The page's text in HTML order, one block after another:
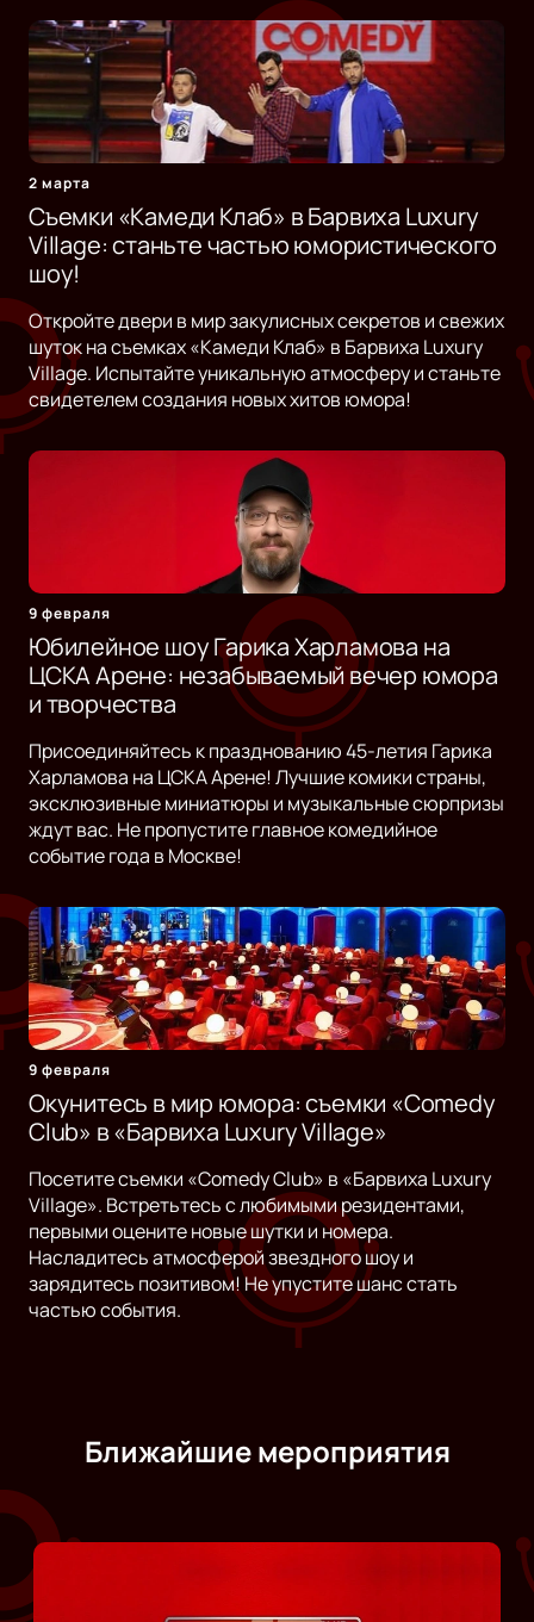
2 марта
Съемки «Камеди Клаб» в Барвиха Luxury
Village: станьте частью юмористического
шоу!
Откройте двери в мир закулисных секретов и свежих
шуток на съемках «Камеди Клаб» в Барвиха Luxury
Village. Испытайте уникальную атмосферу и станьте
свидетелем создания новых хитов юмора!
9 февраля
Юбилейное шоу Гарика Харламова на
ЦСКА Арене: незабываемый вечер юмора
и творчества
Присоединяйтесь к празднованию 45-летия Гарика
Харламова на ЦСКА Арене! Лучшие комики страны,
эксклюзивные миниатюры и музыкальные сюрпризы
ждут вас. Не пропустите главное комедийное
событие года в Москве!
9 февраля
Окунитесь в мир юмора: съемки «Comedy
Club» в «Барвиха Luxury Village»
Посетите съемки «Comedy Club» в «Барвиха Luxury
Village». Встретьтесь с любимыми резидентами,
первыми оцените новые шутки и номера.
Насладитесь атмосферой звездного шоу и
зарядитесь позитивом! Не упустите шанс стать
частью события.
Ближайшие мероприятия